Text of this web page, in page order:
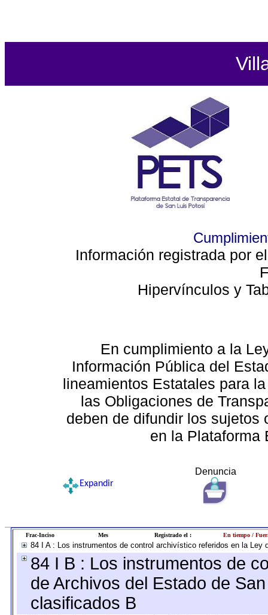
Información registrada por
Hipervínculos y
En cumplimiento a la
Información Pública del
lineamientos Estatales para
las Obligaciones de
deben de difundir los sujetos
en la Plataforma
Denuncia
Expandir
Frac-Inciso Mes Registrado el : En tiempo /
84 I A : Los instrumentos de control archivístico referidos en la
84 I B : Los instrumentos de
de Archivos del Estado de
clasificados B